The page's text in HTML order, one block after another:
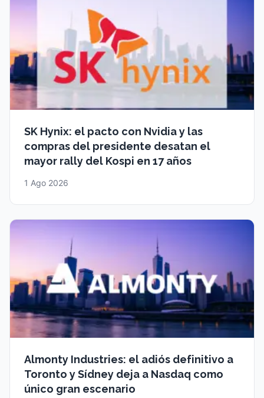
SK Hynix: el pacto con Nvidia y las
compras del presidente desatan el
mayor rally del Kospi en 17 años
1 Ago 2026
Almonty Industries: el adiós definitivo a
Toronto y Sídney deja a Nasdaq como
único gran escenario